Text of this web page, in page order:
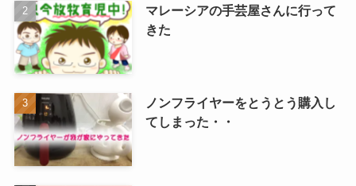
マレーシアの手芸屋さんに行って
きた
ノンフライヤーをとうとう購入し
てしまった・・